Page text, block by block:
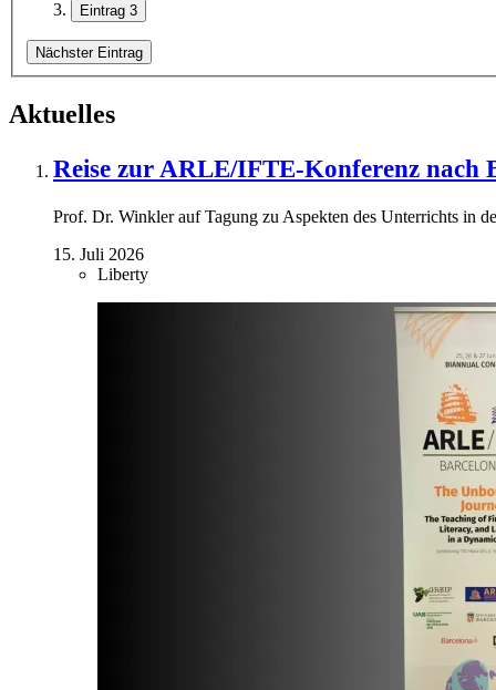
Eintrag 3
Nächster Eintrag
Aktuelles
Reise zur ARLE/IFTE-Konferenz nach
Prof. Dr. Winkler auf Tagung zu Aspekten des Unterrichts in
15. Juli 2026
Liberty